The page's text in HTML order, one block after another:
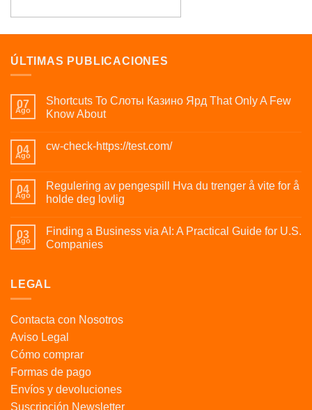
ÚLTIMAS PUBLICACIONES
07
Ago
Shortcuts To Слоты Казино Ярд That Only A Few
Know About
04
Ago
cw-check-https://test.com/
04
Ago
Regulering av pengespill Hva du trenger å vite for å
holde deg lovlig
03
Ago
Finding a Business via AI: A Practical Guide for U.S.
Companies
LEGAL
Contacta con Nosotros
Aviso Legal
Cómo comprar
Formas de pago
Envíos y devoluciones
Suscripción Newsletter